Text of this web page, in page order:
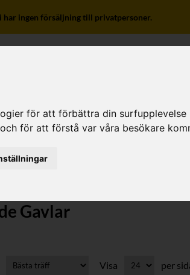
för att förbättra din
för att förstå var våra besökare
ingen försäljning till privatpersoner.
Gavlar
Visa per